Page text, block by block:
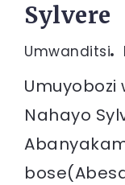
Sylvere
Umwanditsi
Umuyobozi
Nahayo